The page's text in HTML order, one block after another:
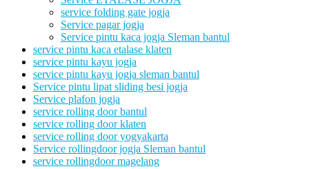
service folding gate jogja
Service pagar jogja
Service pintu kaca jogja Sleman bantul
service pintu kaca etalase klaten
service pintu kayu jogja
service pintu kayu jogja sleman bantul
Service pintu lipat sliding besi jogja
Service plafon jogja
service rolling door bantul
service rolling door klaten
service rolling door yogyakarta
Service rollingdoor jogja Sleman bantul
service rollingdoor magelang